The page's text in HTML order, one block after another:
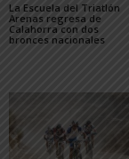
La Escuela del Triatlón
Arenas regresa de
Calahorra con dos
bronces nacionales